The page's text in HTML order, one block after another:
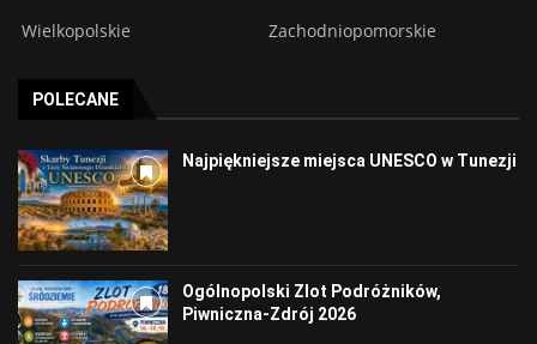
Wielkopolskie Zachodniopomorskie
POLECANE
Najpiękniejsze miejsca UNESCO w Tunezji
Ogólnopolski Zlot Podróżników,
Piwniczna-Zdrój 2026